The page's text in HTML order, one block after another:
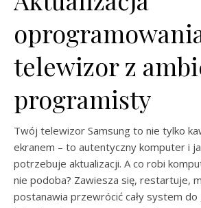
telewizor z
programisty
Twój telewizor Samsung to nie tylko
ekranem – to autentyczny komputer i
potrzebuje aktualizacji. A co robi
nie podoba? Zawiesza się, restartuje,
postanawia przewrócić cały system do